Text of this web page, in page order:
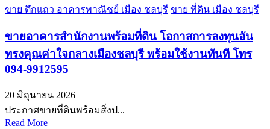
ขาย ตึกแถว อาคารพาณิชย์ เมือง ชลบุรี ขาย ที่ดิน เมือง ชลบุรี
ขายอาคารสำนักงานพร้อมที่ดิน โอกาสการลงทุนอัน
ทรงคุณค่าใจกลางเมืองชลบุรี พร้อมใช้งานทันที โทร
094-9912595
20 มิถุนายน 2026
ประกาศขายที่ดินพร้อมสิ่งป...
Read More